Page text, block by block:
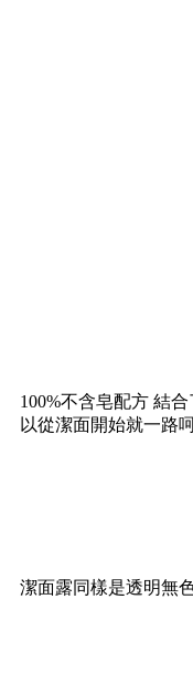
100%不含皂配方 結
以從潔面開始就一路
潔面露同樣是透明無